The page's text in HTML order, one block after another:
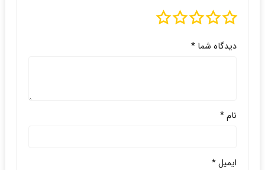
دیدگاه شما *
نام*
ایمیل*